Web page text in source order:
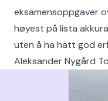
eksamensoppgaver
høyest på lista
uten å ha hatt god
Aleksander Nygård